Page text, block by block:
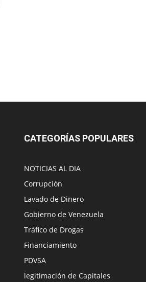
CATEGORÍAS POPULARES
NOTICIAS AL DIA
Corrupción
Lavado de Dinero
Gobierno de Venezuela
Tráfico de Drogas
Financiamiento
PDVSA
legitimación de Capitales